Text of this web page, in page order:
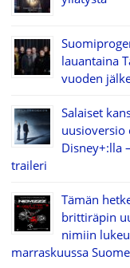
lauantaina
vuoden
Salaiset
uusioversio
Disney+:lla
traileri
Tämän
brittiräpin
nimiin
marraskuussa